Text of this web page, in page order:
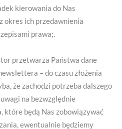
kierowania do Nas
okres ich przedawnienia
prawa;.
przetwarza Państwa dane
– do czasu złożenia
że zachodzi potrzeba dalszego
na bezwzględnie
które będą Nas zobowiązywać
ewentualnie będziemy